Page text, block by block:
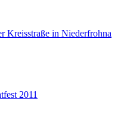
Kreisstraße in Niederfrohna
2011